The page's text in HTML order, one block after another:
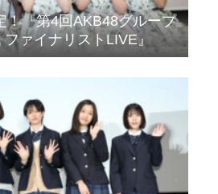
！『第4回AKB48グループ
ァイナリストLIVE』